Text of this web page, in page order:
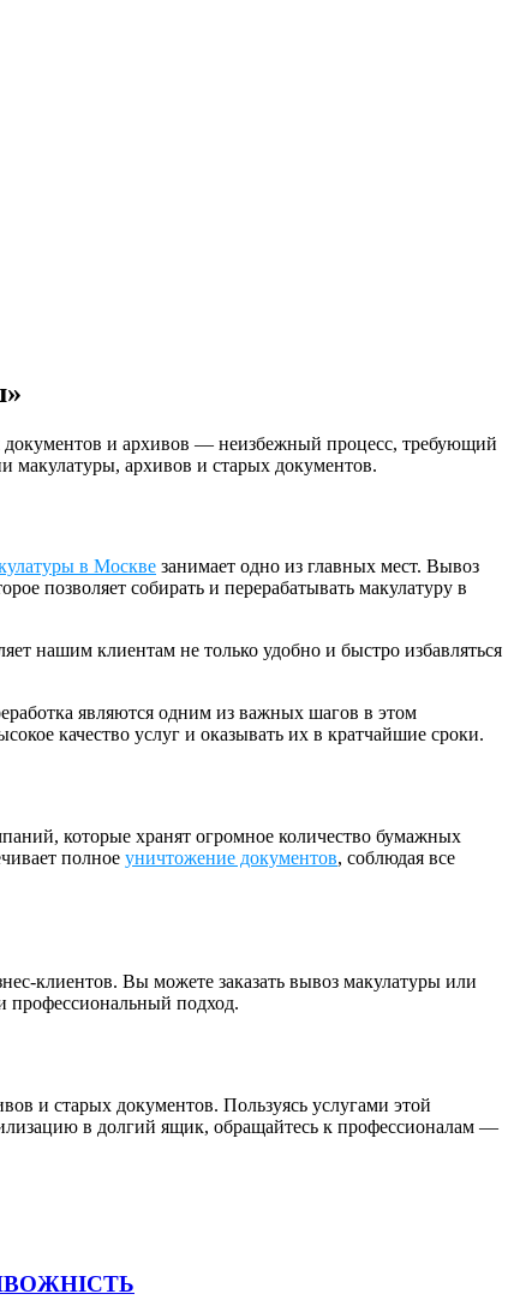
и архивов — неизбежный процесс, требующий
архивов и старых документов.
в Москве занимает одно из главных мест. Вывоз
позволяет собирать и перерабатывать макулатуру в
нашим клиентам не только удобно и быстро избавляться
являются одним из важных шагов в этом
качество услуг и оказывать их в кратчайшие сроки.
которые хранят огромное количество бумажных
полное уничтожение документов, соблюдая все
клиентов. Вы можете заказать вывоз макулатуры или
профессиональный подход.
и старых документов. Пользуясь услугами этой
в долгий ящик, обращайтесь к профессионалам —